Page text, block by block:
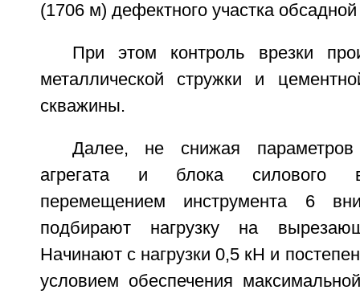
(1706 м) дефектного участка
При этом контроль врезки
металлической стружки и
скважины.
Далее, не снижая параметров
агрегата и блока силового
перемещением инструмента 6
подбирают нагрузку на
Начинают с нагрузки 0,5 кН и
условием обеспечения